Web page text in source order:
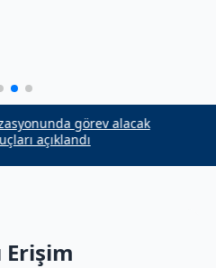
görev alacak
açıklandı
Erişim